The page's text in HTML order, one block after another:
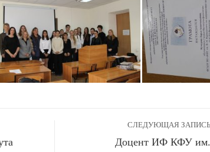
СЛЕДУЮЩАЯ ЗАПИСЬ
Доцент ИФ КФУ им.